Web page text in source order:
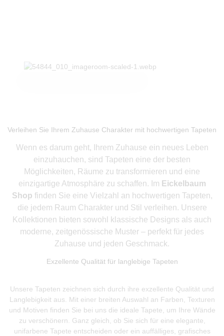
Verleihen Sie Ihrem Zuhause Charakter mit hochwertigen Tapeten
Wenn es darum geht, Ihrem Zuhause ein neues Leben
einzuhauchen, sind Tapeten eine der besten
Möglichkeiten, Räume zu transformieren und eine
einzigartige Atmosphäre zu schaffen. Im Eickelbaum
Shop finden Sie eine Vielzahl an hochwertigen Tapeten,
die jedem Raum Charakter und Stil verleihen. Unsere
Kollektionen bieten sowohl klassische Designs als auch
moderne, zeitgenössische Muster – perfekt für jedes
Zuhause und jeden Geschmack.
Exzellente Qualität für langlebige Tapeten
Unsere Tapeten zeichnen sich durch ihre exzellente Qualität und
Langlebigkeit aus. Mit einer breiten Auswahl an Farben, Texturen
und Motiven finden Sie bei uns die ideale Tapete, um Ihre Wände
zu verschönern. Ganz gleich, ob Sie sich für eine elegante,
unifarbene Tapete entscheiden oder ein auffälliges, grafisches